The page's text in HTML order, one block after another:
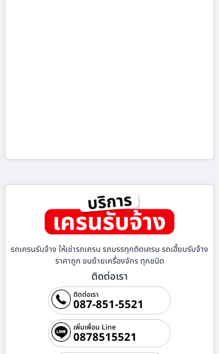
รถเครนรับจ้าง ให้เช่ารถเครน รถบรรทุกติดเครน รถเฮี๊ยบรับจ้าง
ราคาถูก ขนย้ายเครื่องจักร ทุกชนิด
ติดต่อเรา
ติดต่อเรา
087-851-5521
เพิ่มเพื่อน Line
0878515521